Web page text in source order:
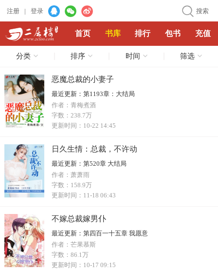
注册 | 登录 搜索
首页 书库 排行 包书 充值
分类 排序 时间 筛选
恶魔总裁的小妻子
最近更新： 第1193章：大结局
作者： 青梅煮酒
字数： 238.7万
更新时间： 10-22 14:45
日久生情：总裁，不许动
最近更新：
第520章 大结局
作者： 萧萧雨
字数： 158.9万
更新时间： 11-18 06:43
不嫁总裁嫁男仆
最近更新： 第四百一十五章 我愿意
作者： 芒果慕斯
字数： 86.1万
更新时间： 10-17 09:15